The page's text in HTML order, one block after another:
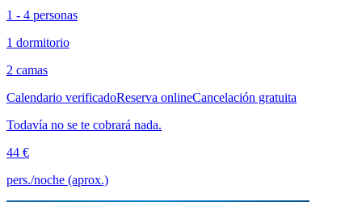
1 - 4 personas
1 dormitorio
2 camas
Calendario verificadoReserva onlineCancelación gratuita
Todavía no se te cobrará nada.
44 €
pers./noche (aprox.)